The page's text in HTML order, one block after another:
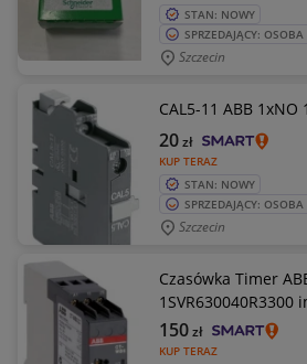
STAN: NOWY
SPRZEDAJĄCY:
Szczecin
CAL5-11 ABB 1xNO
KUP TERAZ
20zł
STAN: NOWY
SPRZEDAJĄCY:
Szczecin
Czasówka Timer
1SVR630040R3300
KUP TERAZ
150zł